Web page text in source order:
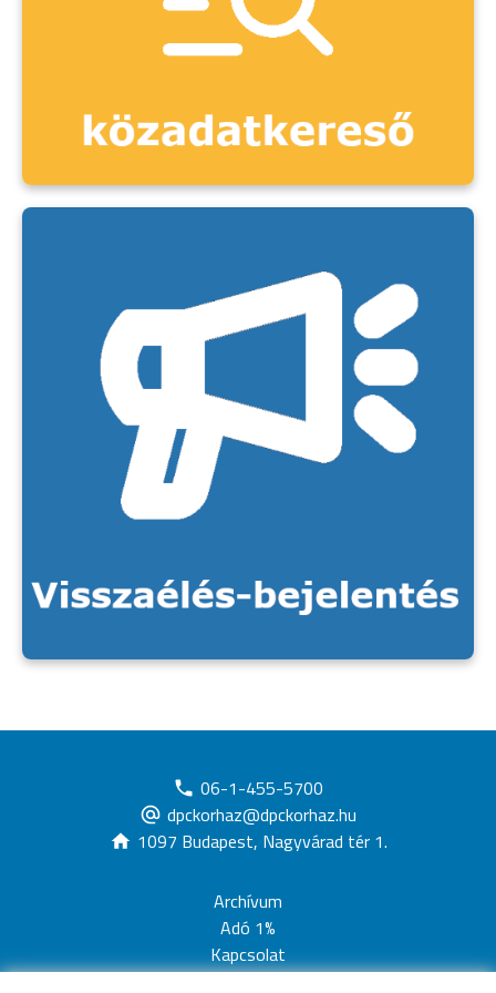
06-1-455-5700
dpckorhaz@dpckorhaz.hu
1097 Budapest, Nagyvárad tér 1.
Archívum
Adó 1%
Kapcsolat
Adatvédelem